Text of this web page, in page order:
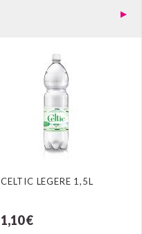
CELTIC LEGERE 1,5L
1,10 €